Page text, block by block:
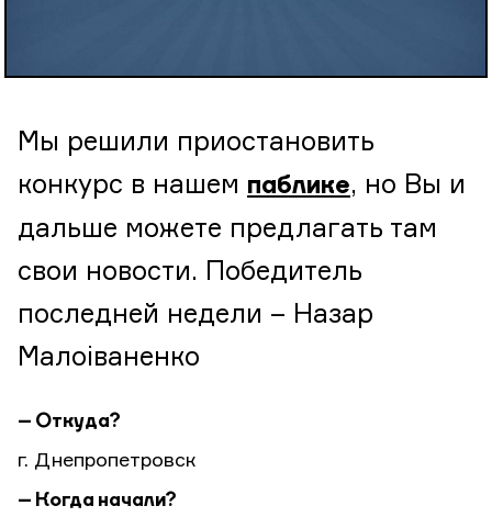
Мы решили приостановить
конкурс в нашем паблике, но Вы и
дальше можете предлагать там
свои новости. Победитель
последней недели – Назар
Малоіваненко
– Откуда?
г. Днепропетровск
– Когда начали?